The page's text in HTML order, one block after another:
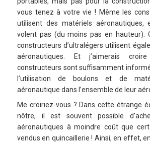
vous tenez à votre vie ! Même les
utilisent des matériels aéronautiques,
volent pas (du moins pas en hauteur).
constructeurs d’ultralégers utilisent
aéronautiques. Et j’aimerais
constructeurs sont suffisamment
l’utilisation de boulons et de
aéronautique dans l’ensemble de leur
Me croiriez-vous ? Dans cette étrange
nôtre, il est souvent possible
aéronautiques à moindre coût que
vendus en quincaillerie ! Ainsi, en effet,